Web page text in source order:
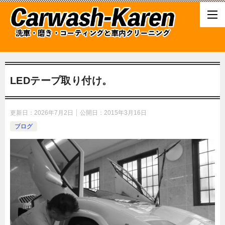
LEDテープ取り付け。
更新日： 2026年7月2日 公開日： 2015年3月16日
ブログ